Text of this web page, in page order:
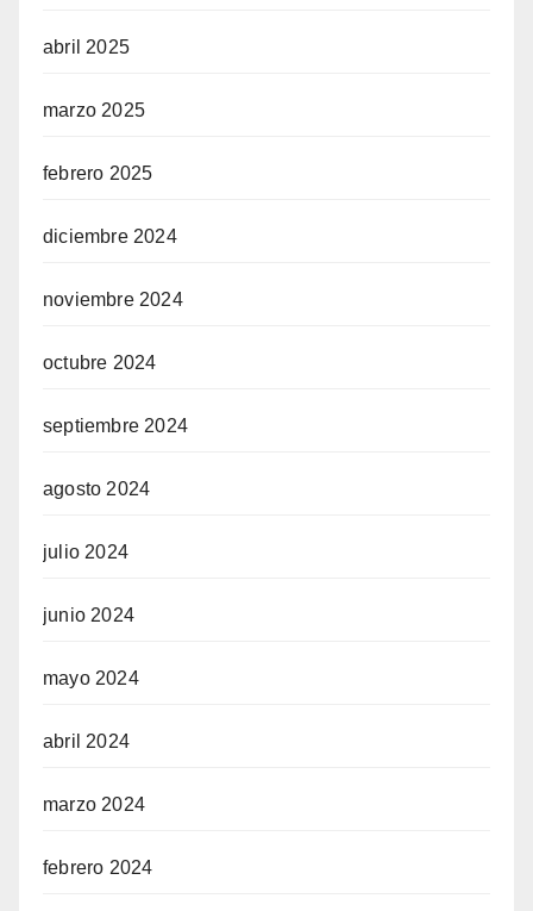
abril 2025
marzo 2025
febrero 2025
diciembre 2024
noviembre 2024
octubre 2024
septiembre 2024
agosto 2024
julio 2024
junio 2024
mayo 2024
abril 2024
marzo 2024
febrero 2024